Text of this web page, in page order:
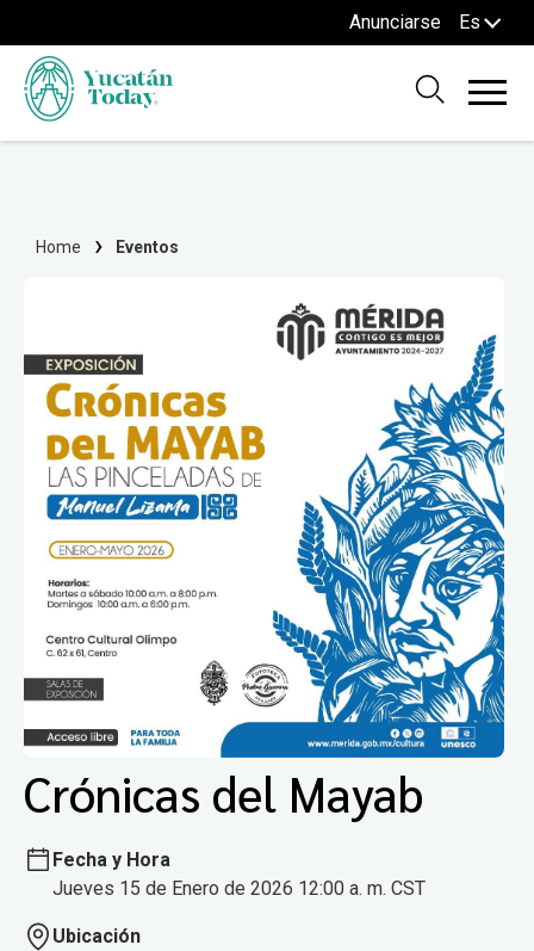
Anunciarse Es
Home Eventos
Crónicas del Mayab
Fecha y Hora
Jueves 15 de Enero de 2026 12:00 a. m. CST
Ubicación